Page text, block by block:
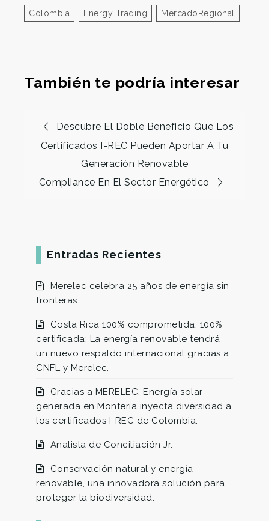
Colombia Energy Trading MercadoRegional
También te podría interesar
Descubre El Doble Beneficio Que Los
Certificados I-REC Pueden Aportar A Tu
Generación Renovable
Compliance En El Sector Energético
Entradas Recientes
Merelec celebra 25 años de energía sin
fronteras
Costa Rica 100% comprometida, 100%
certificada: La energía renovable tendrá
un nuevo respaldo internacional gracias a
CNFL y Merelec.
Gracias a MERELEC, Energía solar
generada en Montería inyecta diversidad a
los certificados I-REC de Colombia.
Analista de Conciliación Jr.
Conservación natural y energía
renovable, una innovadora solución para
proteger la biodiversidad.